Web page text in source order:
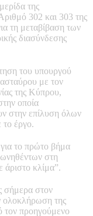
της
302 και 303 της
τη μεταβίβαση των
διασύνδεσης
του υπουργού
με τον
της Κύπρου,
οποία
στην επίλυση όλων
έργο.
το πρώτο βήμα
στη
κλίμα”.
σήμερα στον
ολοκλήρωση της
προηγούμενο